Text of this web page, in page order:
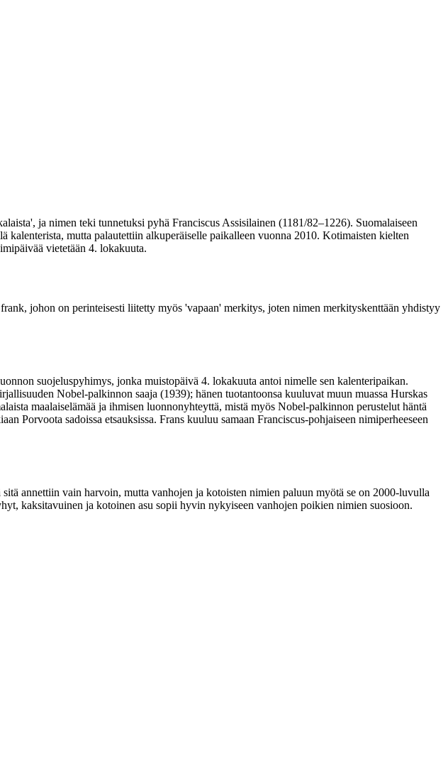
ja nimen teki tunnetuksi pyhä Franciscus Assisilainen (1181/82–1226). Suomalaiseen
mutta palautettiin alkuperäiselle paikalleen vuonna 2010. Kotimaisten kielten
vietetään 4. lokakuuta.
johon on perinteisesti liitetty myös 'vapaan' merkitys, joten nimen merkityskenttään yhdistyy
suojeluspyhimys, jonka muistopäivä 4. lokakuuta antoi nimelle sen kalenteripaikan.
Nobel-palkinnon saaja (1939); hänen tuotantoonsa kuuluvat muun muassa Hurskas
maalaiselämää ja ihmisen luonnonyhteyttä, mistä myös Nobel-palkinnon perustelut häntä
sadoissa etsauksissa. Frans kuuluu samaan Franciscus-pohjaiseen nimiperheeseen
annettiin vain harvoin, mutta vanhojen ja kotoisten nimien paluun myötä se on 2000-luvulla
kaksitavuinen ja kotoinen asu sopii hyvin nykyiseen vanhojen poikien nimien suosioon.